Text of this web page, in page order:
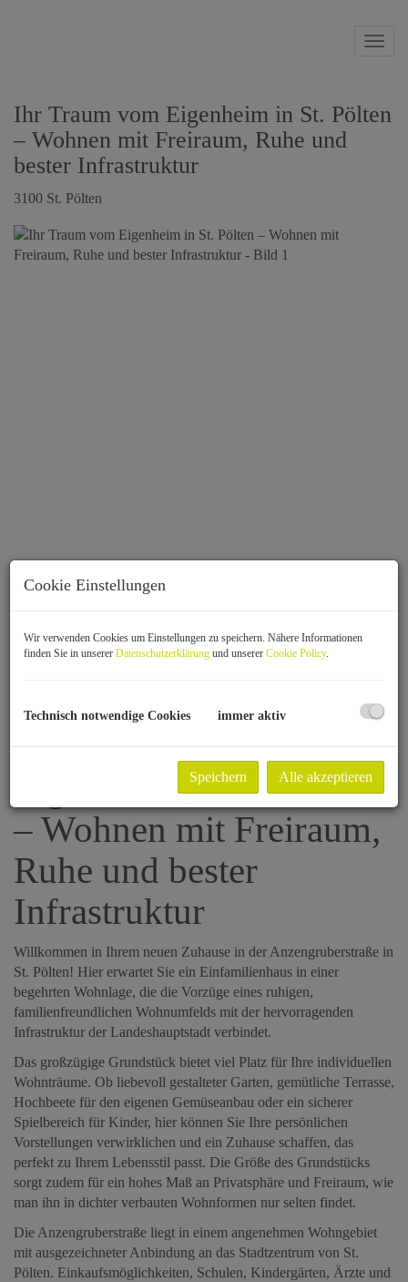
Ihr Traum vom Eigenheim in St. Pölten
– Wohnen mit Freiraum, Ruhe und
bester Infrastruktur
3100 St. Pölten
Ihr Traum vom
Eigenheim in St. Pölten
– Wohnen mit Freiraum,
Ruhe und bester
Infrastruktur
Willkommen in Ihrem neuen Zuhause in der Anzengruberstraße in
St. Pölten! Hier erwartet Sie ein Einfamilienhaus in einer
begehrten Wohnlage, die die Vorzüge eines ruhigen,
familienfreundlichen Wohnumfelds mit der hervorragenden
Infrastruktur der Landeshauptstadt verbindet.
Das großzügige Grundstück bietet viel Platz für Ihre individuellen
Wohnträume. Ob liebevoll gestalteter Garten, gemütliche Terrasse,
Hochbeete für den eigenen Gemüseanbau oder ein sicherer
Spielbereich für Kinder, hier können Sie Ihre persönlichen
Vorstellungen verwirklichen und ein Zuhause schaffen, das
perfekt zu Ihrem Lebensstil passt. Die Größe des Grundstücks
sorgt zudem für ein hohes Maß an Privatsphäre und Freiraum, wie
man ihn in dichter verbauten Wohnformen nur selten findet.
Die Anzengruberstraße liegt in einem angenehmen Wohngebiet
mit ausgezeichneter Anbindung an das Stadtzentrum von St.
Pölten. Einkaufsmöglichkeiten, Schulen, Kindergärten, Ärzte und
Cookie Einstellungen
Wir verwenden Cookies um Einstellungen zu speichern. Nähere Informationen
finden Sie in unserer Datenschutzerklärung und unserer Cookie Policy.
Technisch notwendige Cookies immer aktiv
Speichern Alle akzeptieren